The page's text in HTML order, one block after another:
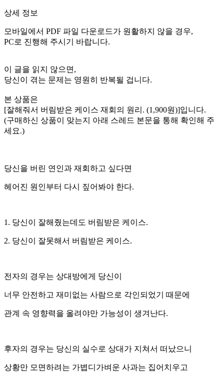
상세 정보
모바일에서 PDF 파일 다운로드가 원활하지 않을 경우,
PC로 진행해 주시기 바랍니다.
이 글을 읽지 않으면,
당신이 겪는 문제는 영원히 반복될 겁니다.
본 상품은
[잘해줘서 버림받은 케이스 재회의 원리. (1,900원)]입니다.
(구매하신 상품이 맞는지 아래 스레드 본문을 통해 확인해 주
세요.)
당신을 버린 연인과 재회하고 싶다면
헤어진 원인부터 다시 짚어봐야 한다.
1. 당신이 잘해줬는데도 버림받은 케이스.
2. 당신이 잘못해서 버림받은 케이스.
전자의 경우는 상대방에게 당신이
너무 안전하고 재미없는 사람으로 각인되었기 때문에
관계 속 영향력을 올려야만 가능성이 생겨난다.
후자의 경우는 당신의 실수로 상대가 지쳐서 떠났으니
상황만 모면하려는 가볍디가벼운 사과는 집어치우고